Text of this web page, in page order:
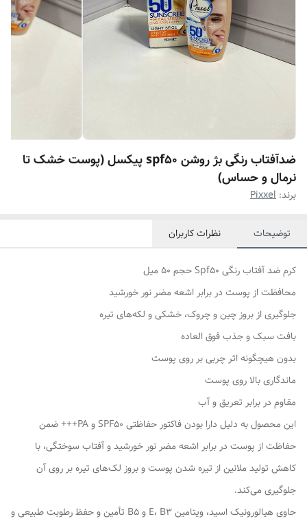
ضدآفتاب رنگی بژ روشن spf50 پیکسل (پوست خشک تا
نرمال و حساس)
برند: Pixxel
توضیحات نظرات کاربران
کرم ضد آفتاب رنگی Spf50 حجم 50 میل
محافظت از پوست در برابر اشعه مضر نور خورشید
جلوگیری از بروز چین و چروک، خشکی و لکه‌های تیره
بافت سبک و جذب فوق العاده
بدون هیچگونه اثر چربی بر روی پوست
ماندگاری بالا روی پوست
مقاوم در برابر تعریق و آب
این محصول به دلیل دارا بودن فاکتور حفاظتی SPF50 و PA+++ ضمن
حفاظت از پوست در برابر اشعه مضر نور خورشید و آفتاب سوختگی، با
کاهش تولید ملانین از تیره شدن پوست و بروز لک‌های تیره بر روی آن
جلوگیری می‌کند.
حاوی هیالورونیک اسید، ویتامین E، B3 و B5 تأمین و حفظ رطوبت طبیعی و